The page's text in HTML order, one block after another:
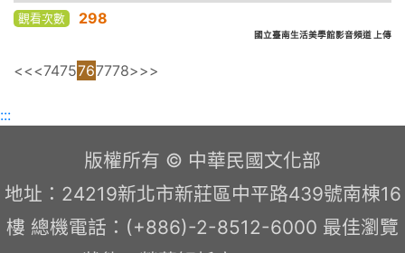
觀看次數 298
國立臺南生活美學館影音頻道 上傳
<<<7475767778>>>
:::
版權所有 © 中華民國文化部
地址：24219新北市新莊區中平路439號南棟16
樓 總機電話：(+886)-2-8512-6000 最佳瀏覽